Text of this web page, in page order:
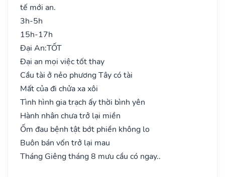
tế mới an.
3h-5h
15h-17h
Đại An:TỐT
Đại an mọi việc tốt thay
Cầu tài ở nẻo phương Tây có tài
Mất của đi chửa xa xôi
Tình hình gia trạch ấy thời bình yên
Hành nhân chưa trở lại miền
Ốm đau bệnh tật bớt phiền không lo
Buôn bán vốn trở lại mau
Tháng Giêng tháng 8 mưu cầu có ngay..